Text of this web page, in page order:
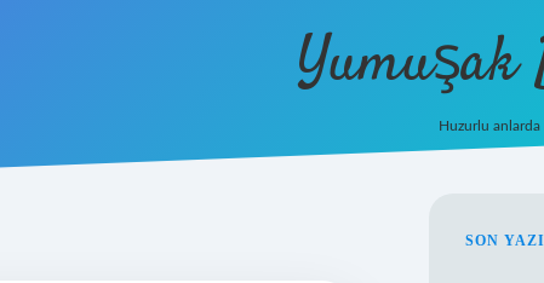
Yumuşak
Huzurlu anlarda
SON